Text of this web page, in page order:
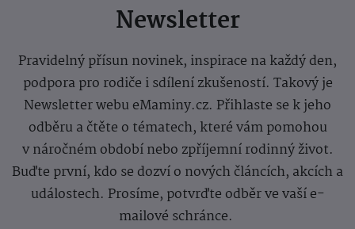
Newsletter
Pravidelný přísun novinek, inspirace na každý den,
podpora pro rodiče i sdílení zkušeností. Takový je
Newsletter webu eMaminy.cz. Přihlaste se k jeho
odběru a čtěte o tématech, které vám pomohou
v náročném období nebo zpříjemní rodinný život.
Buďte první, kdo se dozví o nových článcích, akcích a
událostech. Prosíme, potvrďte odběr ve vaší e-
mailové schránce.